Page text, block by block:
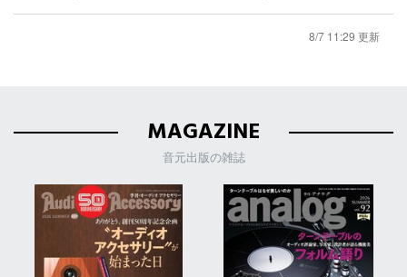
8/7 11:29 更新
MAGAZINE
音元出版の雑誌